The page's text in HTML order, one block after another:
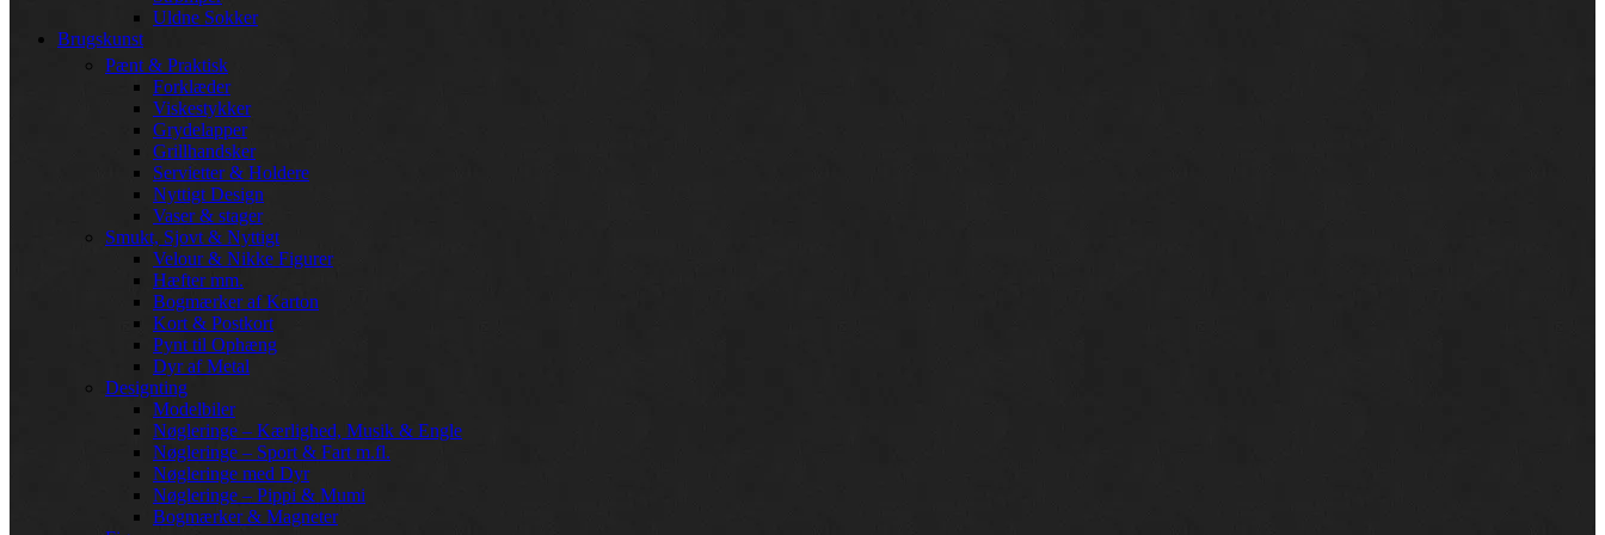
Uldne Sokker
Brugskunst
Pænt & Praktisk
Forklæder
Viskestykker
Grydelapper
Grillhandsker
Servietter & Holdere
Nyttigt Design
Vaser & stager
Smukt, Sjovt & Nyttigt
Velour & Nikke Figurer
Hæfter mm.
Bogmærker af Karton
Kort & Postkort
Pynt til Ophæng
Dyr af Metal
Designting
Modelbiler
Nøgleringe – Kærlighed, Musik & Engle
Nøgleringe – Sport & Fart m.fl.
Nøgleringe med Dyr
Nøgleringe – Pippi & Mumi
Bogmærker & Magneter